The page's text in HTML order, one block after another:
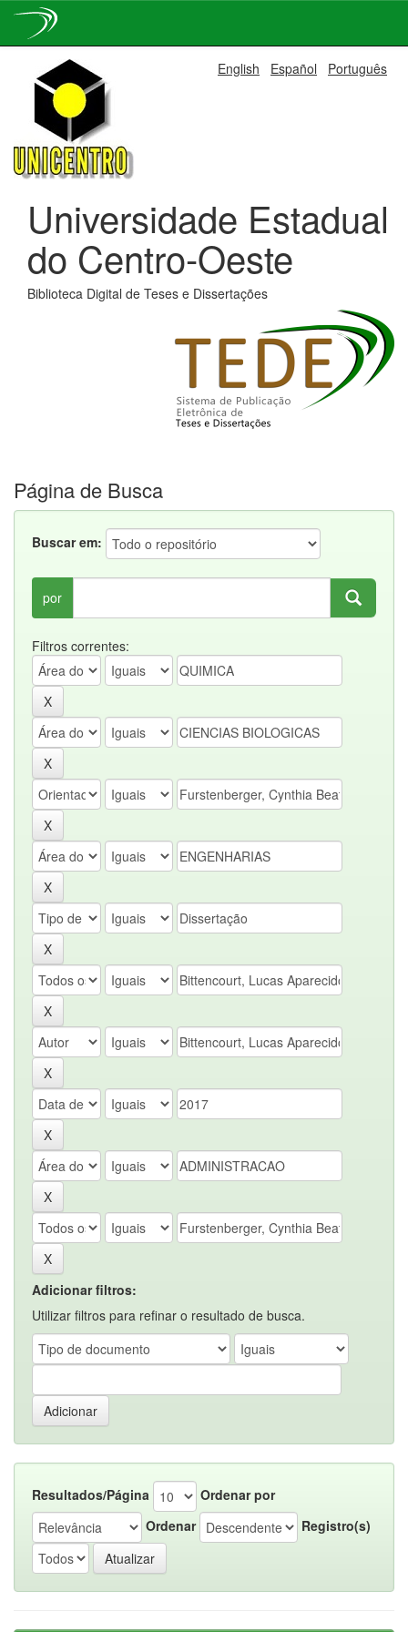
navigation
English Español Português
Universidade Estadual
do Centro-Oeste
Biblioteca Digital de Teses e Dissertações
Página de Busca
Buscar em:
por
Filtros correntes:
Adicionar filtros:
Utilizar filtros para refinar o resultado de busca.
Resultados/Página
Ordenar por
Ordenar
Registro(s)